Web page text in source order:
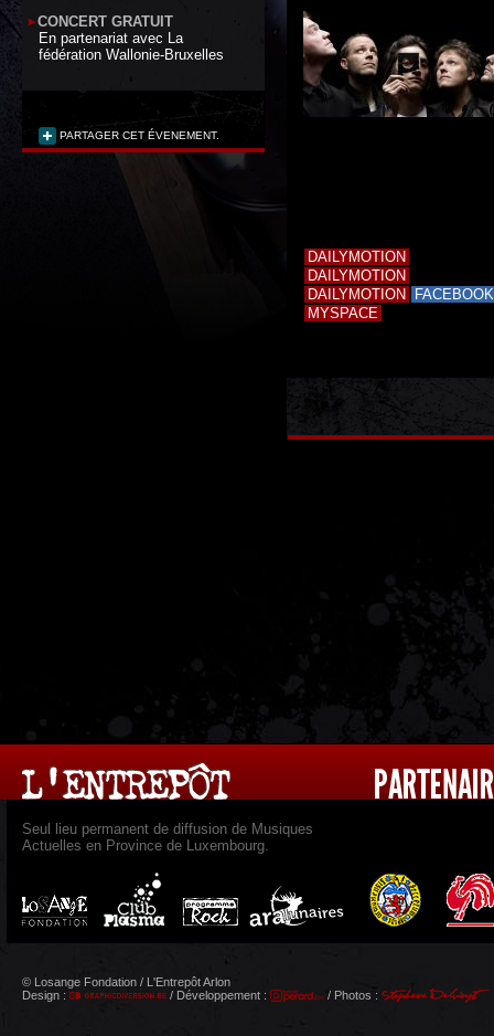
CONCERT GRATUIT
En partenariat avec La
fédération Wallonie-Bruxelles
PARTAGER CET ÉVENEMENT.
DAILYMOTION
DAILYMOTION
DAILYMOTION
FACEBOOK
MYSPACE
Seul lieu permanent de diffusion de Musiques
Actuelles en Province de Luxembourg.
© Losange Fondation / L'Entrepôt Arlon
Design :
/ Développement : / Photos :